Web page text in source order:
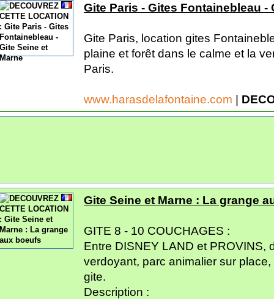
Gite Paris - Gites Fontainebleau -
Gite Paris, location gites
plaine et forêt dans le calme et la
Paris.
www.harasdelafontaine.com |
Gite Seine et Marne : La grange
GITE 8 - 10 COUCHAGES :
Entre DISNEY LAND et PROVINS,
verdoyant, parc animalier sur
gite.
Description :